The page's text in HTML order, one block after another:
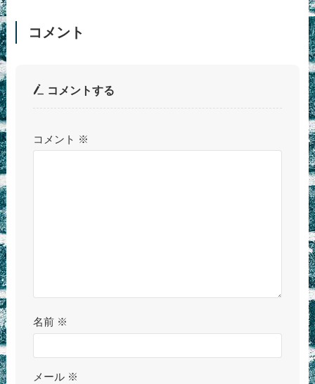
コメント
コメントする
コメント ※
名前 ※
メール ※